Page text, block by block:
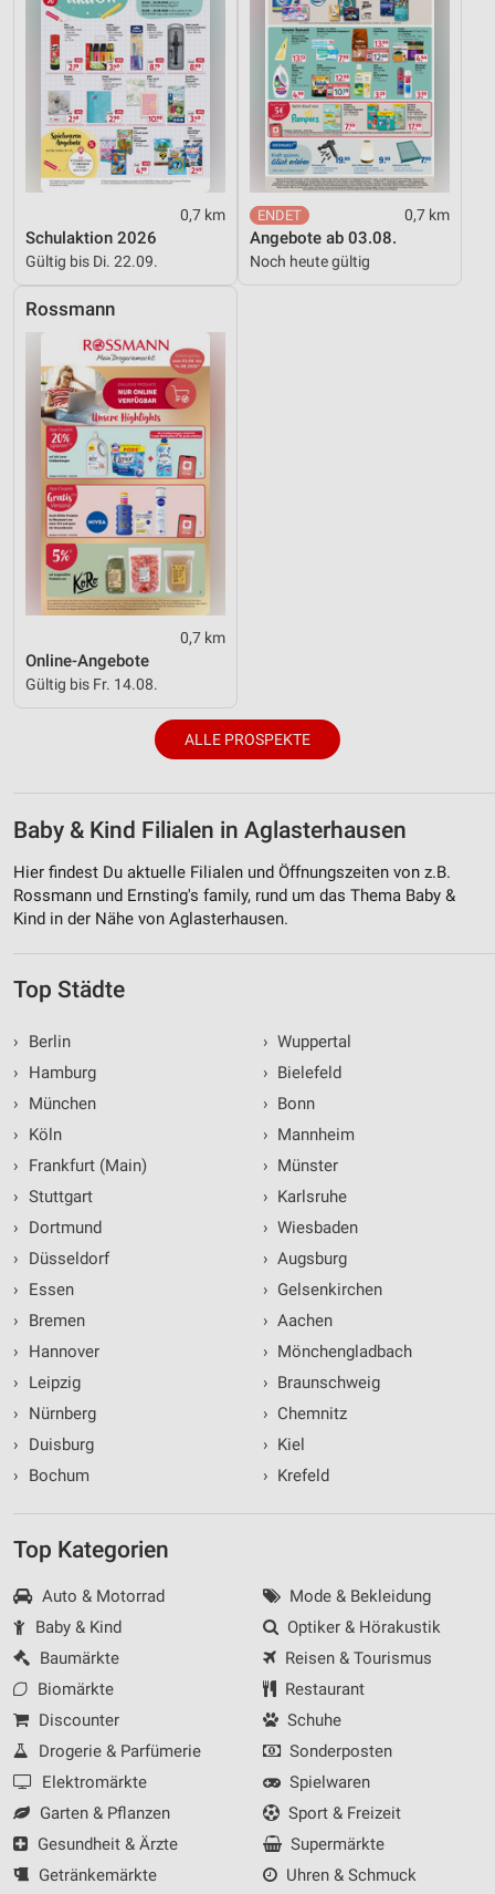
0,7 km
Schulaktion 2026
Gültig bis Di. 22.09.
0,7 km
Angebote ab 03.08.
Noch heute gültig
Rossmann
0,7 km
Online-Angebote
Gültig bis Fr. 14.08.
ALLE PROSPEKTE
Baby & Kind Filialen in Aglasterhausen
Hier findest Du aktuelle Filialen und Öffnungszeiten von z.B.
Rossmann und Ernsting's family, rund um das Thema Baby &
Kind in der Nähe von Aglasterhausen.
Top Städte
›
Berlin
›
Hamburg
›
München
›
Köln
›
Frankfurt (Main)
› Stuttgart
›
Dortmund
›
Düsseldorf
›
Essen
›
Bremen
›
Hannover
›
Leipzig
›
Nürnberg
›
Duisburg
›
Bochum
› Wuppertal
› Bielefeld
› Bonn
› Mannheim
› Münster
› Karlsruhe
› Wiesbaden
› Augsburg
› Gelsenkirchen
› Aachen
› Mönchengladbach
› Braunschweig
› Chemnitz
› Kiel
› Krefeld
Top Kategorien
Auto & Motorrad
Baby & Kind
Baumärkte
Biomärkte
Discounter
Drogerie & Parfümerie
Elektromärkte
Garten & Pflanzen
Gesundheit & Ärzte
Getränkemärkte
Mode & Bekleidung
Optiker & Hörakustik
Reisen & Tourismus
Restaurant
Schuhe
Sonderposten
Spielwaren
Sport & Freizeit
Supermärkte
Uhren & Schmuck